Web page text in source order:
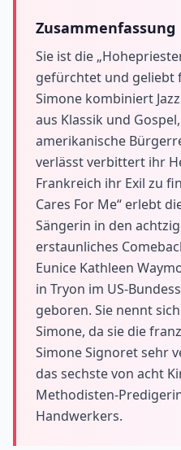
Zusammenfassung
Sie ist die
gefürchtet und geliebt
Simone kombiniert
aus Klassik und
amerikanische
verlässt verbittert ihr
Frankreich ihr Exil zu
Cares For Me“ erlebt
Sängerin in den
erstaunliches
Eunice Kathleen
in Tryon im US-
geboren. Sie nennt
Simone, da sie die
Simone Signoret sehr
das sechste von acht
Methodisten-
Handwerkers.